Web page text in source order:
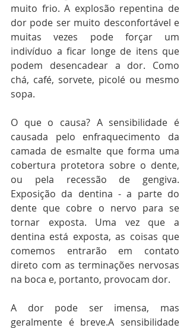
muito frio. A explosão repentina de
dor pode ser muito desconfortável e
muitas vezes pode forçar um
indivíduo a ficar longe de itens que
podem desencadear a dor. Como
chá, café, sorvete, picolé ou mesmo
sopa.
O que o causa? A sensibilidade é
causada pelo enfraquecimento da
camada de esmalte que forma uma
cobertura protetora sobre o dente,
ou pela recessão de gengiva.
Exposição da dentina - a parte do
dente que cobre o nervo para se
tornar exposta. Uma vez que a
dentina está exposta, as coisas que
comemos entrarão em contato
direto com as terminações nervosas
na boca e, portanto, provocam dor.
A dor pode ser imensa, mas
geralmente é breve.A sensibilidade